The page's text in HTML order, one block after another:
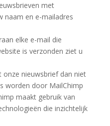
met
naam en e-mailadres
elke e-mail die
is verzonden ziet u
onze nieuwsbrief dan niet
worden door MailChimp
maakt gebruik van
die inzichtelijk